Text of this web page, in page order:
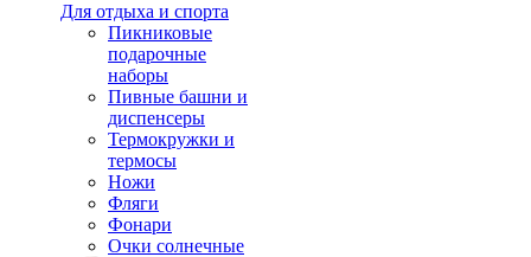
Для отдыха и спорта
Пикниковые
подарочные
наборы
Пивные башни и
диспенсеры
Термокружки и
термосы
Ножи
Фляги
Фонари
Очки солнечные